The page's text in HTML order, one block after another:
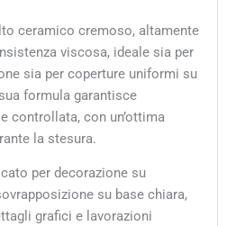
ceramico cremoso, altamente
viscosa, ideale sia per
sia per coperture uniformi su
formula garantisce
controllata, con un’ottima
la stesura.
per decorazione su
su base chiara,
grafici e lavorazioni